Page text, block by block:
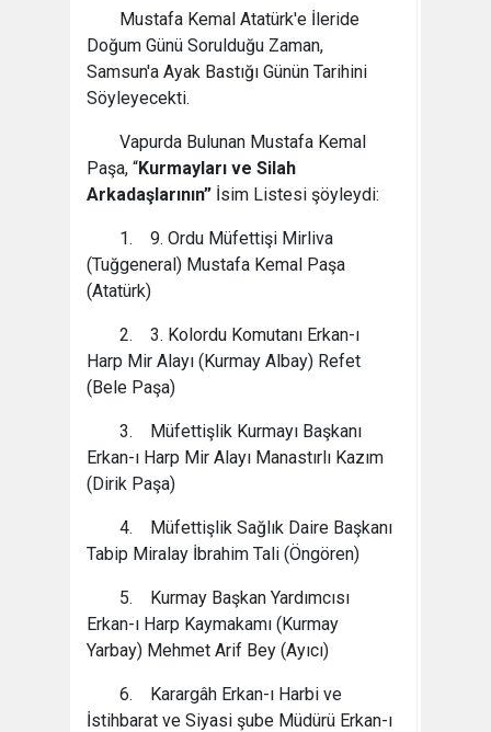
Mustafa Kemal Atatürk'e İleride
Doğum Günü Sorulduğu Zaman,
Samsun'a Ayak Bastığı Günün Tarihini
Söyleyecekti.
Vapurda Bulunan Mustafa Kemal
Paşa, “Kurmayları ve Silah
Arkadaşlarının” İsim Listesi şöyleydi:
1. 9. Ordu Müfettişi Mirliva
(Tuğgeneral) Mustafa Kemal Paşa
(Atatürk)
2. 3. Kolordu Komutanı Erkan-ı
Harp Mir Alayı (Kurmay Albay) Refet
(Bele Paşa)
3. Müfettişlik Kurmayı Başkanı
Erkan-ı Harp Mir Alayı Manastırlı Kazım
(Dirik Paşa)
4. Müfettişlik Sağlık Daire Başkanı
Tabip Miralay İbrahim Tali (Öngören)
5. Kurmay Başkan Yardımcısı
Erkan-ı Harp Kaymakamı (Kurmay
Yarbay) Mehmet Arif Bey (Ayıcı)
6. Karargâh Erkan-ı Harbi ve
İstihbarat ve Siyasi şube Müdürü Erkan-ı